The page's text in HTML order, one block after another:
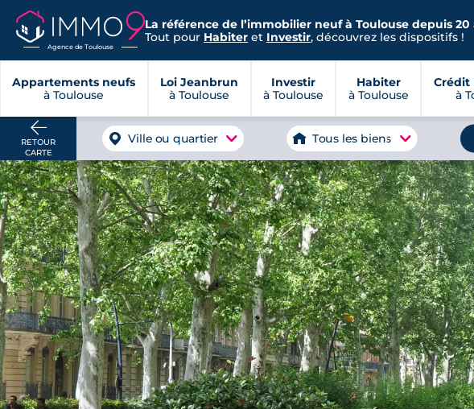
Agence de Toulouse
La référence de l’immobilier neuf à Toulouse depuis 20
Tout pour Habiter et Investir, découvrez les dispositifs !
Appartements neufs
à Toulouse
Loi Jeanbrun
à Toulouse
Investir
à Toulouse
Habiter
à Toulouse
Crédit
à
RETOUR
CARTE
Ville ou quartier Tous les biens